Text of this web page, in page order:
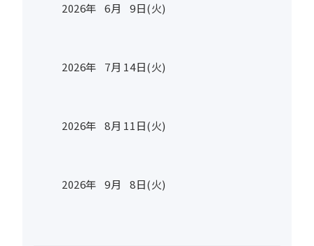
2026年 6月 9日(火)
2026年 7月 14日(火)
2026年 8月 11日(火)
2026年 9月 8日(火)